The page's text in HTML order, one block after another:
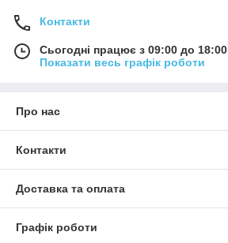
Контакти
Сьогодні працює з 09:00 до 18:00
Показати весь графік роботи
Про нас
Контакти
Доставка та оплата
Графік роботи